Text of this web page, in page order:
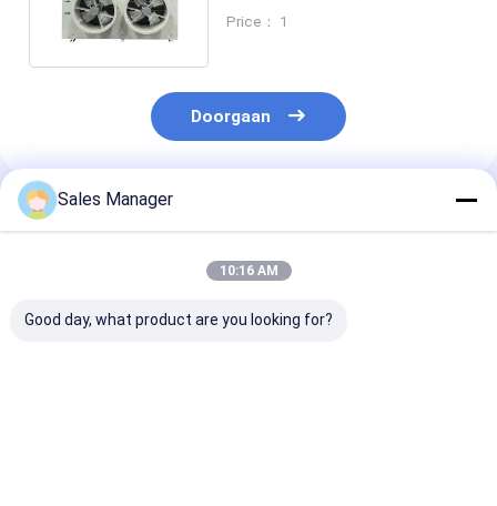
Price： 1
Doorgaan
Geadviseerde Producten
Sales Manager
10:16 AM
Good day, what product are you looking for?